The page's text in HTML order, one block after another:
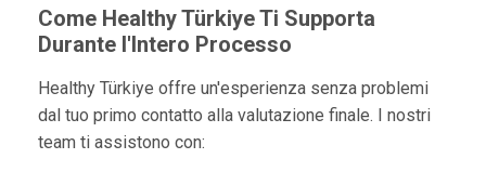
Come Healthy Türkiye Ti Supporta
Durante l'Intero Processo
Healthy Türkiye offre un'esperienza senza problemi
dal tuo primo contatto alla valutazione finale. I nostri
team ti assistono con: